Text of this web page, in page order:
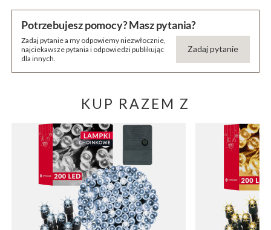
Potrzebujesz pomocy? Masz pytania?
Zadaj pytanie a my odpowiemy niezwłocznie,
najciekawsze pytania i odpowiedzi publikując
dla innych.
Zadaj pytanie
KUP RAZEM Z